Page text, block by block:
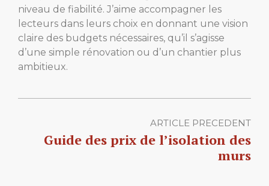
niveau de fiabilité. J’aime accompagner les
lecteurs dans leurs choix en donnant une vision
claire des budgets nécessaires, qu’il s’agisse
d’une simple rénovation ou d’un chantier plus
ambitieux.
ARTICLE PRECEDENT
Guide des prix de l’isolation des
murs